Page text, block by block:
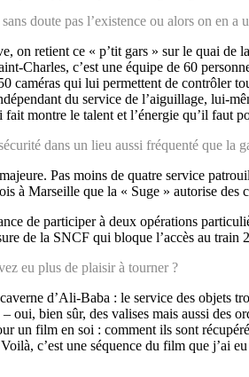
doute pas l’existence ou alors on en a
retient ce « p’tit gars » sur le quai
Charles, c’est une équipe de 60
caméras qui lui permettent de contrôler
du service de l’aiguillage, lui-
montre le talent et l’énergie qu’il faut
dans un lieu aussi fréquenté que la
Pas moins de quatre service
à Marseille que la « Suge » autorise des
de participer à deux opérations
de la SNCF qui bloque l’accès au
eu plus de plaisir à tourner ?
d’Ali-Baba : le service des objets
oui, bien sûr, des valises mais aussi
un film en soi : comment ils sont
c’est une séquence du film que j’ai